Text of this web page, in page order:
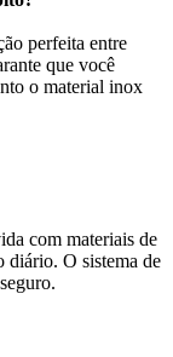
perfeita entre
que você
o material inox
com materiais de
diário. O sistema de